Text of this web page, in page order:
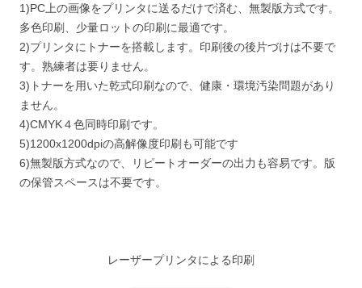
1)PC上の画像をプリンタに送るだけで済む、無製版方式です。
多色印刷、少量ロットの印刷に最適です。
2)プリンタにトナーを搭載します。印刷後の後片づけは不要で
す。熟練者は要りません。
3)トナーを用いた乾式印刷なので、健康・環境汚染問題があり
ません。
4)CMYK４色同時印刷です。
5)1200x1200dpiの高解像度印刷も可能です
6)無製版方式なので、リピートオーダーの出力も容易です。版
の保管スペースは不要です。
レーザープリンタによる印刷